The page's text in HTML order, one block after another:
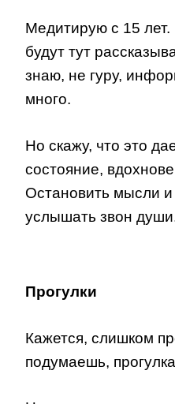
Медитирую с 15
будут тут
знаю, не гуру,
много.
Но скажу, что это
состояние,
Остановить мысли
услышать звон
Прогулки
Кажется, слишком
подумаешь,